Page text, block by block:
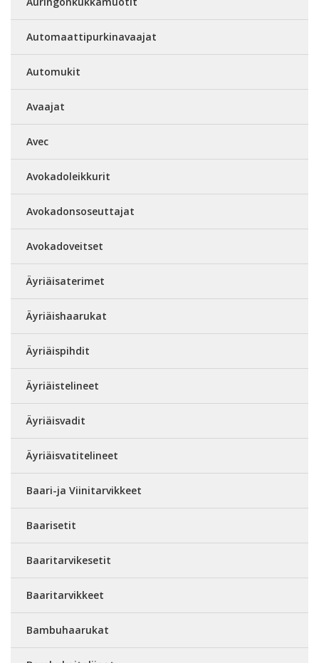
Automaattipurkinavaajat
Automukit
Avaajat
Avec
Avokadoleikkurit
Avokadonsoseuttajat
Avokadoveitset
Äyriäisaterimet
Äyriäishaarukat
Äyriäispihdit
Äyriäistelineet
Äyriäisvadit
Äyriäisvatitelineet
Baari-ja Viinitarvikkeet
Baarisetit
Baaritarvikesetit
Baaritarvikkeet
Bambuhaarukat